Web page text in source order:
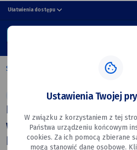
przejdź do nawigacji strony
przejdź do treści strony
przejdź do stopki strony
Przedstawiciele
Dęblina
uczestniczyli
w konferencji
poświęconej
bezpieczeństwu
informacyjnemu
państwa
Ułatwienia dostępu
Strona główna Przedstawiciele
Bezpieczeństwo
Przedstawiciele Dęblina
w konferencji
bezpieczeństwu
Ustawienia Twojej
W związku z korzystaniem z tej
Państwa urządzeniu końcowym
cookies. Za ich pomocą zbierane
mogą stanowić dane osobowe.